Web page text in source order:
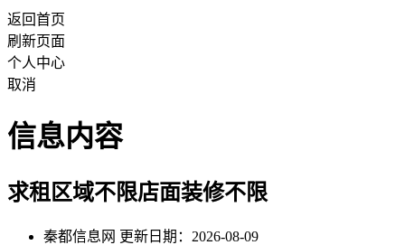
返回首页
刷新页面
个人中心
取消
信息内容
求租区域不限店面装修不限
秦都信息网 更新日期：2026-08-09